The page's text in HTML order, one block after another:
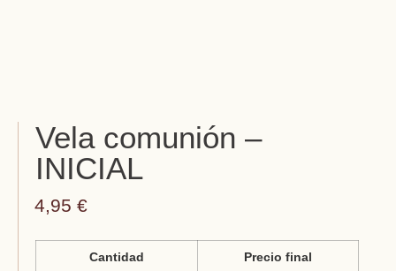
Vela comunión –
INICIAL
4,95 €
Cantidad Precio final